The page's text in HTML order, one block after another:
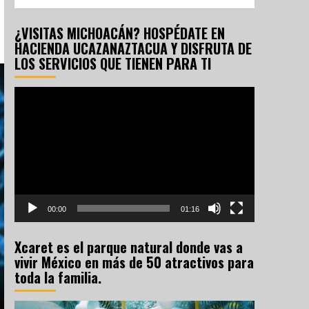
¿VISITAS MICHOACÁN? HOSPÉDATE EN
HACIENDA UCAZANAZTACUA Y DISFRUTA DE
LOS SERVICIOS QUE TIENEN PARA TI
00:00 01:16
Xcaret es el parque natural donde vas a
vivir México en más de 50 atractivos para
toda la familia.